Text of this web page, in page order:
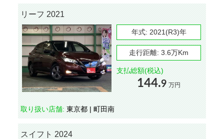
リーフ 2021
年式: 2021(R3)年
走行距離: 3.6万Km
支払総額(税込)
144.9 万円
取り扱い店舗: 東京都 | 町田南
スイフト 2024